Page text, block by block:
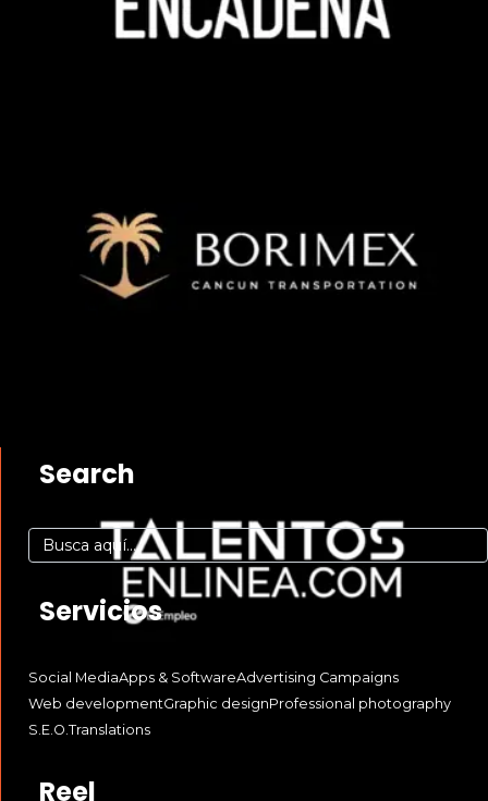
Search
Servicios
Social MediaApps & SoftwareAdvertising Campaigns
Web developmentGraphic designProfessional photography
S.E.O.Translations
Reel